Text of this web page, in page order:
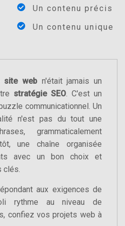
Un contenu précis
Un contenu unique
site webn'était jamais un
stratégie SEO. C'est un
communicationnel. Un
n'est pas du tout une
grammaticalement
une chaîne organisée
avec un bon choix et
clés.
aux exigences de
rythme au niveau de
confiez vos projets web à